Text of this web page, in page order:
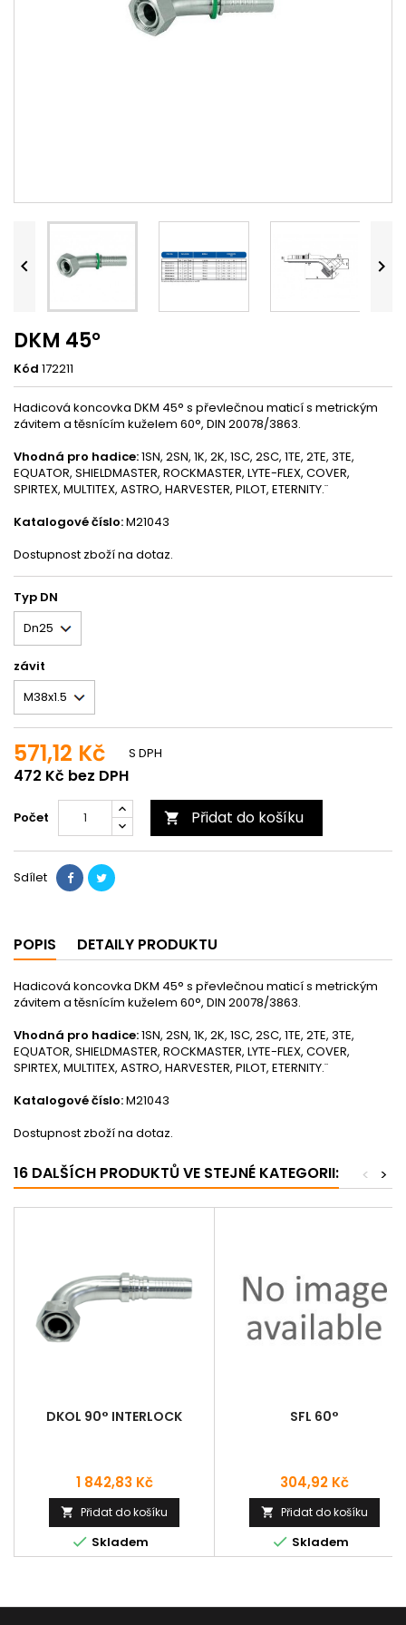
 
DKM 45°
Kód 172211
Hadicová koncovka DKM 45° s převlečnou maticí s metrickým
závitem a těsnícím kuželem 60°, DIN 20078/3863.
Vhodná pro hadice:1SN, 2SN, 1K, 2K, 1SC, 2SC, 1TE, 2TE, 3TE,
EQUATOR, SHIELDMASTER, ROCKMASTER, LYTE-FLEX, COVER,
SPIRTEX, MULTITEX, ASTRO, HARVESTER, PILOT, ETERNITY.¨
Katalogové číslo:M21043
Dostupnost zboží na dotaz.
Typ DN
závit
571,12 Kč
472 Kč bez DPH
S DPH
Počet  Přidat do košíku
Sdílet
POPIS DETAILY PRODUKTU
Hadicová koncovka DKM 45° s převlečnou maticí s metrickým
závitem a těsnícím kuželem 60°, DIN 20078/3863.
Vhodná pro hadice:1SN, 2SN, 1K, 2K, 1SC, 2SC, 1TE, 2TE, 3TE,
EQUATOR, SHIELDMASTER, ROCKMASTER, LYTE-FLEX, COVER,
SPIRTEX, MULTITEX, ASTRO, HARVESTER, PILOT, ETERNITY.¨
Katalogové číslo:M21043
Dostupnost zboží na dotaz.
16 DALŠÍCH PRODUKTŮ VE STEJNÉ KATEGORII: >
<
DKOL 90° INTERLOCK
Cena
1 842,83 Kč
 Přidat do košíku
 Skladem
SFL 60°
Cena
304,92 Kč
 Přidat do košíku
 Skladem